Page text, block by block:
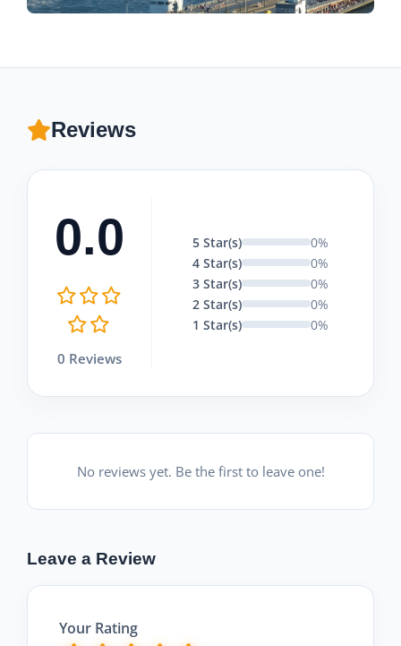
Reviews
0.0
0 Reviews
5 Star(s)
0%
4 Star(s)
0%
3 Star(s)
0%
2 Star(s)
0%
1 Star(s)
0%
No reviews yet. Be the first to leave one!
Leave a Review
Your Rating